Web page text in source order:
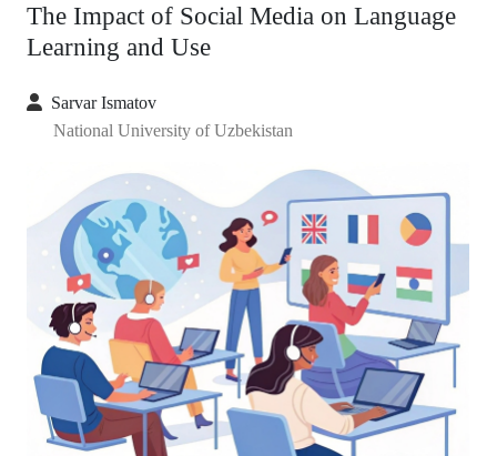
The Impact of Social Media on Language
Learning and Use
Sarvar Ismatov
National University of Uzbekistan